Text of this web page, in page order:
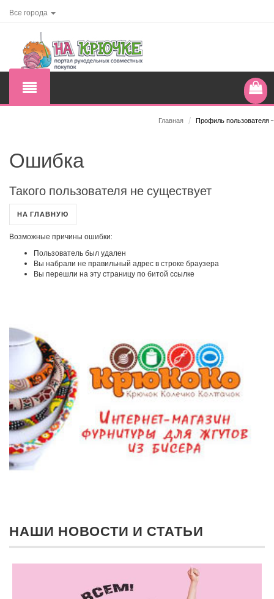
Все города
Главная / Профиль пользователя -
Ошибка
Такого пользователя не существует
НА ГЛАВНУЮ
Возможные причины ошибки:
Пользователь был удален
Вы набрали не правильный адрес в строке браузера
Вы перешли на эту страницу по битой ссылке
НАШИ НОВОСТИ И СТАТЬИ